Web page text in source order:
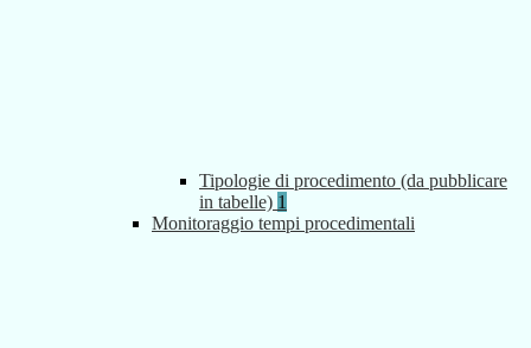
Tipologie di procedimento (da pubblicare
in tabelle) 1
Monitoraggio tempi procedimentali